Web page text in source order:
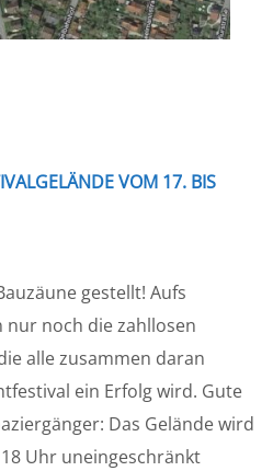
VOM 17. BIS
gestellt! Aufs
nur noch die zahllosen
alle zusammen daran
ein Erfolg wird. Gute
Das Gelände wird
Uhr uneingeschränkt